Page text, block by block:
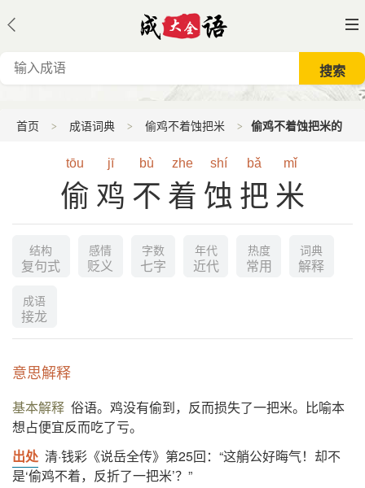
首页 成语词典 偷鸡不着蚀把米 偷鸡不着蚀把米的
tōu jī bù zhe shí bǎ mǐ
偷鸡不着蚀把米
结构
复句式
感情
贬义
字数
七字
年代
近代
热度
常用
词典
解释
成语
接龙
意思解释
基本解释 俗语。鸡没有偷到，反而损失了一把米。比喻本
想占便宜反而吃了亏。
出处 清·钱彩《说岳全传》第25回：“这艄公好晦气！却不
是‘偷鸡不着，反折了一把米’？”